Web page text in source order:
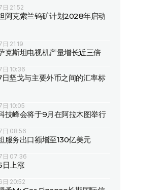
21:52
阿克索兰钨矿计划2028年启动
21:19
克斯坦电视机产量增长近三倍
10:36
坚戈与主要外币之间的汇率标
10:05
技峰会将于9月在阿拉木图举行
日 08:56
服务出口额增至130亿美元
日 07:36
日上涨
20:52